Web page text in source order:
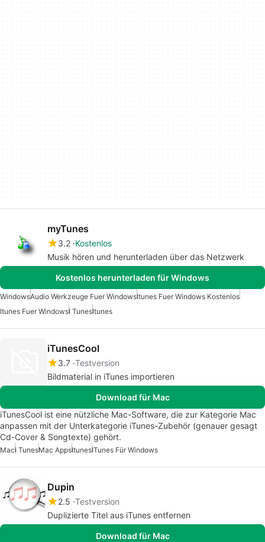
myTunes
3.2 Kostenlos
Musik hören und herunterladen über das Netzwerk
Kostenlos herunterladen für Windows
WindowsAudio Werkzeuge Fuer WindowsItunes Fuer Windows Kostenlos
Itunes Fuer WindowsI TunesItunes
iTunesCool
3.7 Testversion
Bildmaterial in iTunes importieren
Download für Mac
iTunesCool ist eine nützliche Mac-Software, die zur Kategorie Mac
anpassen mit der Unterkategorie iTunes-Zubehör (genauer gesagt
Cd-Cover & Songtexte) gehört.
MacI TunesMac AppsItunesITunes Für Windows
Dupin
2.5 Testversion
Duplizierte Titel aus iTunes entfernen
Download für Mac